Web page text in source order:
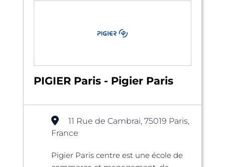
PIGIER Paris - Pigier Paris
11 Rue de Cambrai, 75019 Paris,
France
Pigier Paris centre est une école de